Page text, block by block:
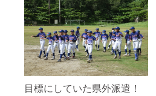
目標にしていた県外派遣！